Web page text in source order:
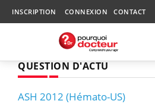
INSCRIPTION CONNEXION CONTACT
QUESTION D'ACTU
ASH 2012 (Hémato-US)